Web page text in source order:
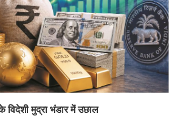
विदेशी मुद्रा भंडार में उछाल